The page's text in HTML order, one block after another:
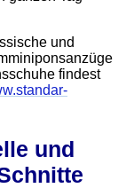
und
findest
und